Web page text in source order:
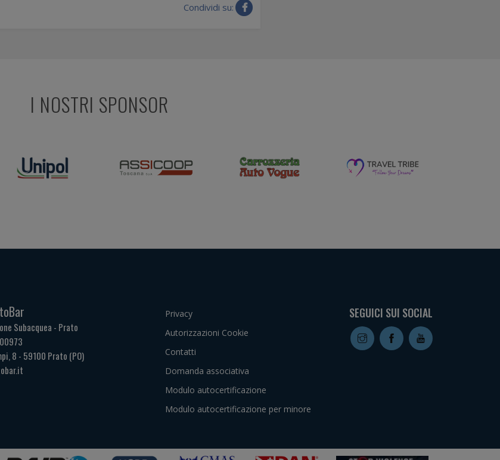
Condividi su:
I NOSTRI SPONSOR
Subacquea - Prato
8 - 59100 Prato (PO)
Privacy
Autorizzazioni Cookie
Contatti
Domanda associativa
Modulo autocertificazione
Modulo autocertificazione per minore
SEGUICI SUI SOCIAL